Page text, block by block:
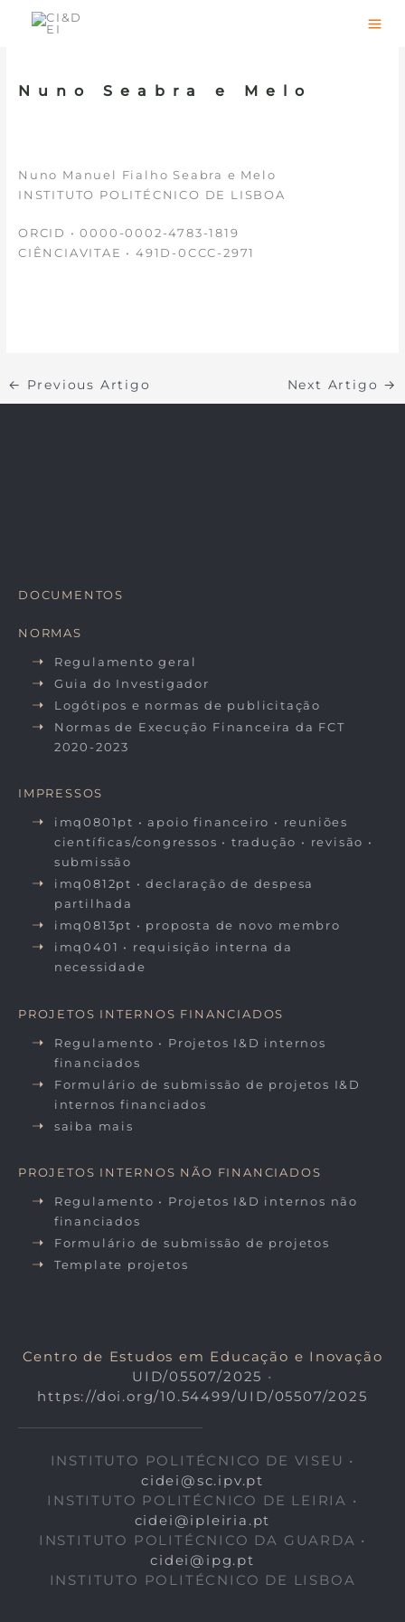
Skip
Nuno Seabra e Melo
Nuno Manuel Fialho Seabra e Melo
INSTITUTO POLITÉCNICO DE LISBOA
ORCID • 0000-0002-4783-1819
CIÊNCIAVITAE • 491D-0CCC-2971
← Previous Artigo Next Artigo →
DOCUMENTOS
NORMAS
Regulamento geral
Guia do Investigador
Logótipos e normas de publicitação
Normas de Execução Financeira da FCT
2020-2023
IMPRESSOS
imq0801pt • apoio financeiro • reuniões
científicas/congressos • tradução • revisão •
submissão
imq0812pt • declaração de despesa
partilhada
imq0813pt • proposta de novo membro
imq0401 • requisição interna da
necessidade
PROJETOS INTERNOS FINANCIADOS
Regulamento • Projetos I&D internos
financiados
Formulário de submissão de projetos I&D
internos financiados
saiba mais
PROJETOS INTERNOS NÃO FINANCIADOS
Regulamento • Projetos I&D internos não
financiados
Formulário de submissão de projetos
Template projetos
Centro de Estudos em Educação e Inovação
UID/05507/2025 •
https://doi.org/10.54499/UID/05507/2025
INSTITUTO POLITÉCNICO DE VISEU •
cidei@sc.ipv.pt
INSTITUTO POLITÉCNICO DE LEIRIA •
cidei@ipleiria.pt
INSTITUTO POLITÉCNICO DA GUARDA •
cidei@ipg.pt
INSTITUTO POLITÉCNICO DE LISBOA